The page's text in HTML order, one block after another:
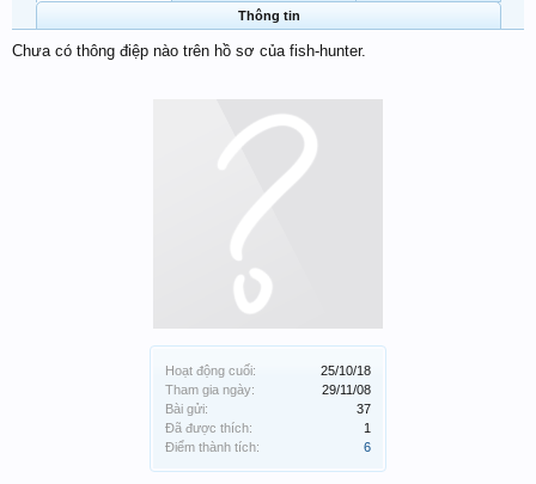
Hoạt động cuối:
25/10/18
Tham gia ngày:
29/11/08
Bài gửi:
37
Đã được thích:
1
Điểm thành tích:
6
Thông tin
Chưa có thông điệp nào trên hồ sơ của fish-hunter.